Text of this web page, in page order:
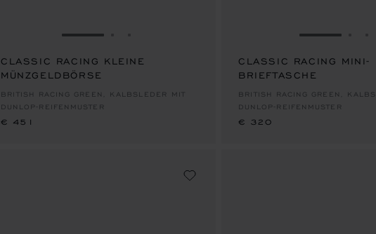
ZUR FOLIE GEHEN 1
CLASSIC RACING KLEINE
MÜNZGELDBÖRSE
BRITISH RACING GREEN, KALBSLEDER MIT
DUNLOP-REIFENMUSTER
€ 451
ZUR FOLIE
CLASSIC RACING MINI-
BRIEFTASCHE
BRITISH RACING GREEN,
DUNLOP-REIFENMUSTER
€ 320